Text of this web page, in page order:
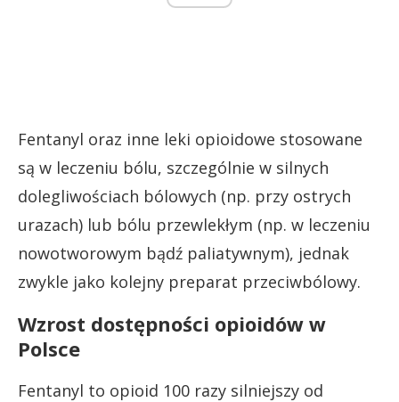
Fentanyl oraz inne leki opioidowe stosowane
są w leczeniu bólu, szczególnie w silnych
dolegliwościach bólowych (np. przy ostrych
urazach) lub bólu przewlekłym (np. w leczeniu
nowotworowym bądź paliatywnym), jednak
zwykle jako kolejny preparat przeciwbólowy.
Wzrost dostępności opioidów w
Polsce
Fentanyl to opioid 100 razy silniejszy od